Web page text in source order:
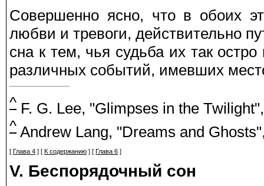
Совершенно ясно, что в обоих
любви и тревоги, действительно
сна к тем, чья судьба их так
различных событий, имевших
^ F. G. Lee, "Glimpses in the
^ Andrew Lang, "Dreams and
[ Глава 4 ] [ К содержанию ] [ Глава 6 ]
V. Беспорядочный сон